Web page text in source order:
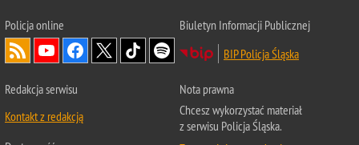
Policja online
Biuletyn Informacji Publicznej
BIP Policja Śląska
Redakcja serwisu
Kontakt z redakcją
Nota prawna
Chcesz wykorzystać materiał
z serwisu Policja Śląska.